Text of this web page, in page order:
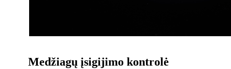
Medžiagų įsigijimo kontrolė